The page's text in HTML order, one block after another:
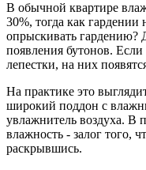
В обычной квартире
30%, тогда как
опрыскивать гардению?
появления бутонов.
лепестки, на них
На практике это
широкий поддон с
увлажнитель воздуха. В
влажность - залог того,
раскрывшись.